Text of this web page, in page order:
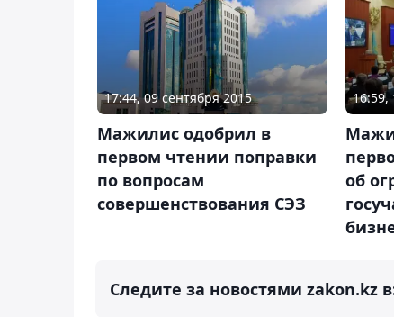
17:44, 09 сентября 2015
Мажилис одобрил в
первом чтении поправки
по вопросам
совершенствования СЭЗ
16:59,
об
Следите за новостями zakon.kz